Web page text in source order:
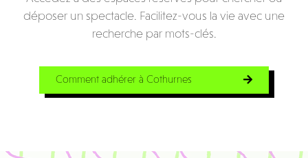
déposer un spectacle. Facilitez-vous la vie avec une
recherche par mots-clés.
Comment adhérer à Cothurnes